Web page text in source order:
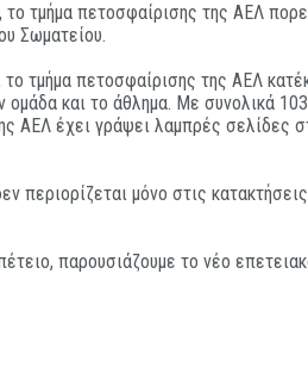
τμήμα πετοσφαίρισης της ΑΕΛ
Σωματείου.
το τμήμα πετοσφαίρισης της ΑΕΛ
ομάδα και το άθλημα. Με συνολικά
ΑΕΛ έχει γράψει λαμπρές σελίδες
περιορίζεται μόνο στις
παρουσιάζουμε το νέο